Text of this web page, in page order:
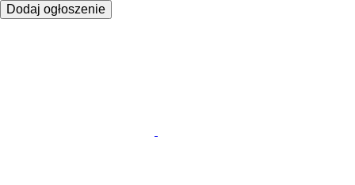
Dodaj ogłoszenie